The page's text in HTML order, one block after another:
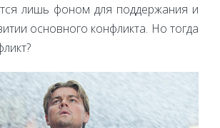
лишь фоном для поддержания и
основного конфликта. Но тогда